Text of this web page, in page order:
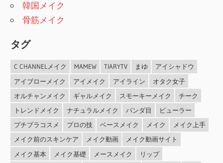
韓国メイク
骨筋メイク
タグ
C CHANNELメイク MAMEW TIARYTV まゆ
アイシャドウ
アイブローメイク
アイメイク アイライン
オタク女子
オルチャンメイク
ギャルメイク スモーキーメイク
チーク
トレンドメイク
ナチュラルメイク パンダ目
ビューラー
プチプラコスメ
プロの技 ベースメイク メイク
メイク上手
メイク前のスキンケア
メイク動画
メイク動画サイト
メイク基本
メイク基礎 メースメイク
リップ